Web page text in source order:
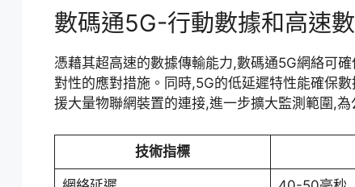
數碼通5G-行動數據和高速
憑藉其超高速的數據傳輸能力,數碼通5G網絡可
對性的應對措施。同時,5G的低延遲特性能確保
援大量物聯網裝置的連接,進一步擴大監測範圍,
技術指標